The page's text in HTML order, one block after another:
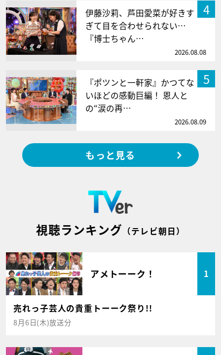
4
伊藤沙莉、芦田愛菜が好きす
ぎて目を合わせられない…
『博士ちゃん…
2026.08.08
5
『ポツンと一軒家』かつてな
いほどの感動巨編！ 恩人と
の“涙の再…
2026.08.09
もっと見る
視聴ランキング （テレビ朝日）
アメトーーク！ 1
売れっ子芸人の貴重トーーク祭り!!
8月6日(木)放送分